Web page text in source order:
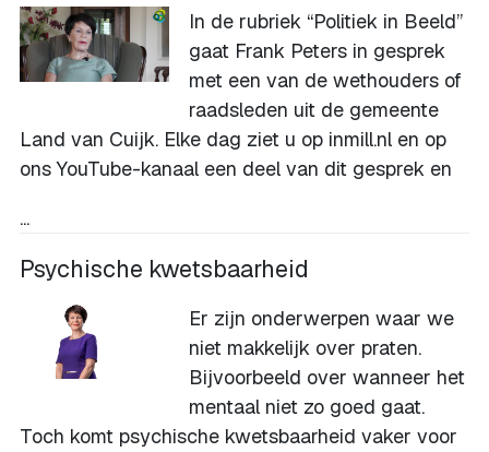
In de rubriek “Politiek in Beeld”
gaat Frank Peters in gesprek
met een van de wethouders of
raadsleden uit de gemeente
Land van Cuijk. Elke dag ziet u op inmill.nl en op
onsYouTube-kanaal een deel van dit gesprek en
...
Psychische kwetsbaarheid
Er zijn onderwerpen waar we
niet makkelijk over praten.
Bijvoorbeeld over wanneer het
mentaal niet zo goed gaat.
Toch komt psychische kwetsbaarheid vaker voor